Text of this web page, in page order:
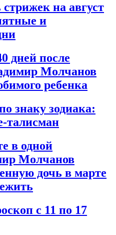
на август
и
дней после
Молчанов
ребенка
знаку зодиака:
талисман
в одной
Молчанов
дочь в марте
с 11 по 17